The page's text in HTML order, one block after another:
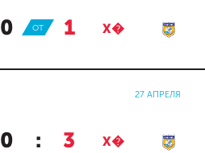
0 : 1 Х�
ОТ
27 АПРЕЛЯ
0 : 3 Х�